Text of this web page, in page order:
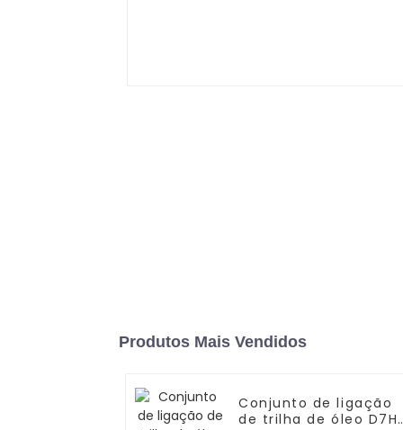
Produtos Mais Vendidos
Conjunto de ligação
de trilha de óleo D7H